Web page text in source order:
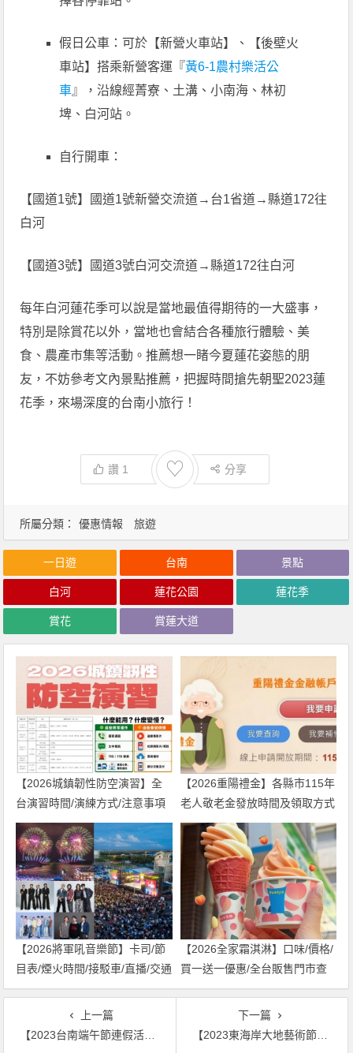
假日公車：可於【新營火車站】、【後壁火
車站】搭乘新營客運『黃6-1農村樂活公
車』，沿線經菁寮、土溝、小南海、林初
埤、白河站。
自行開車：
【國道1號】國道1號新營交流道→台1省道→縣道172往
白河
【國道3號】國道3號白河交流道→縣道172往白河
每年白河蓮花季可以說是當地最值得期待的一大盛事，
特別是除賞花以外，當地也會結合各種旅行體驗、美
食、農產市集等活動。推薦想一睹今夏蓮花姿態的朋
友，不妨參考文內景點推薦，把握時間搶先朝聖2023蓮
花季，來場深度的台南小旅行！
讚 1 ♡ 分享
所屬分類： 優惠情報 旅遊
一日遊 台南 景點
白河 蓮花公園 蓮花季
賞花 賞蓮大道
【2026城鎮韌性防空演習】全
台演習時間/演練方式/注意事項
一次看！
【2026重陽禮金】各縣市115年
老人敬老金發放時間及領取方式
一次看！
【2026將軍吼音樂節】卡司/節
目表/煙火時間/接駁車/直播/交通
一次看！
【2026全家霜淇淋】口味/價格/
買一送一優惠/全台販售門市查
詢一次看！
上一篇
【2023台南端午節連假活動】龍舟比賽/市集/景點推薦/免費優惠一次看！
下一篇
【2023東海岸大地藝術節】時間地點/作品地圖/音樂會卡司一次看！